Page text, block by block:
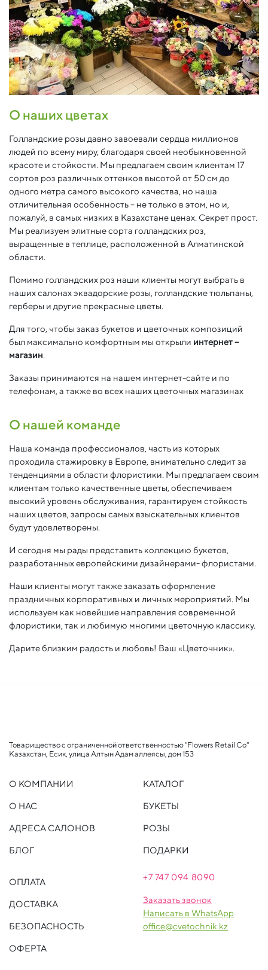
О наших цветах
Голландские розы давно завоевали сердца миллионов
людей по всему миру, благодаря своей необыкновенной
красоте и стойкости. Мы предлагаем своим клиентам 17
сортов роз различных оттенков высотой от 50 см до
одного метра самого высокого качества, но наша
отличительная особенность – не только в этом, но и,
пожалуй, в самых низких в Казахстане ценах. Секрет прост.
Мы реализуем элитные сорта голландских роз,
выращенные в теплице, расположенной в Алматинской
области.
Помимо голландских роз наши клиенты могут выбрать в
наших салонах эквадорские розы, голландские тюльпаны,
герберы и другие прекрасные цветы.
Для того, чтобы заказ букетов и цветочных композиций
был максимально комфортным мы открыли интернет –
магазин.
Заказы принимаются на нашем интернет-сайте и по
телефонам, а также во всех наших цветочных магазинах
О нашей команде
Наша команда профессионалов, часть из которых
проходила стажировку в Европе, внимательно следит за
тенденциями в области флористики. Мы предлагаем своим
клиентам только качественные цветы, обеспечиваем
высокий уровень обслуживания, гарантируем стойкость
наших цветов, запросы самых взыскательных клиентов
будут удовлетворены.
И сегодня мы рады представить коллекцию букетов,
разработанных европейскими дизайнерами- флористами.
Наши клиенты могут также заказать оформление
праздничных корпоративных и личных мероприятий. Мы
используем как новейшие направления современной
флористики, так и любимую многими цветочную классику.
Дарите близким радость и любовь! Ваш «Цветочник».
Товарищество с ограниченной ответственностью "Flowers Retail Co"
Казахстан, Есик, улица Алтын Адам аллеясы, дом 153
О КОМПАНИИ
О НАС
АДРЕСА САЛОНОВ
БЛОГ
КАТАЛОГ
БУКЕТЫ
РОЗЫ
ПОДАРКИ
ОПЛАТА
ДОСТАВКА
БЕЗОПАСНОСТЬ
ОФЕРТА
+7 747 094 8090
Заказать звонок
Написать в WhatsApp
office@cvetochnik.kz